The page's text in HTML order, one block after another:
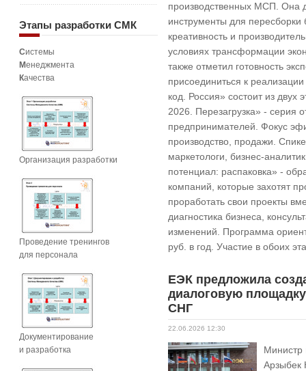
производственных МСП. Она
инструменты для пересборки
креативность и
условиях трансформации
также отметил готовность
присоединиться к
код. Россия» состоит из
2026. Перезагрузка» - серия
предпринимателей. Фокус
производство, продажи.
маркетологи, бизнес-
потенциал: распаковка» -
компаний, которые захотят
проработать свои проекты
диагностика бизнеса,
изменений. Программа
руб. в год. Участие в обоих
ЕЭК предложила
диалоговую
СНГ
22.06.2026 12:30
Министр
Арзыбек
Этапы разработки СМК
Системы
Менеджмента
Качества
Организация разработки
Проведение тренингов
для персонала
Документирование
и разработка